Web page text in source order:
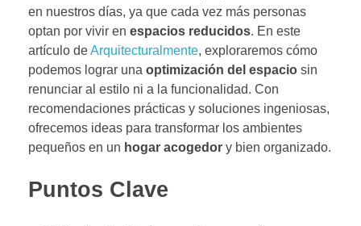
en nuestros días, ya que cada vez más personas
optan por vivir en espacios reducidos. En este
artículo deArquitecturalmente, exploraremos cómo
podemos lograr una optimización del espacio sin
renunciar al estilo ni a la funcionalidad. Con
recomendaciones prácticas y soluciones ingeniosas,
ofrecemos ideas para transformar los ambientes
pequeños en un hogar acogedor y bien organizado.
Puntos Clave